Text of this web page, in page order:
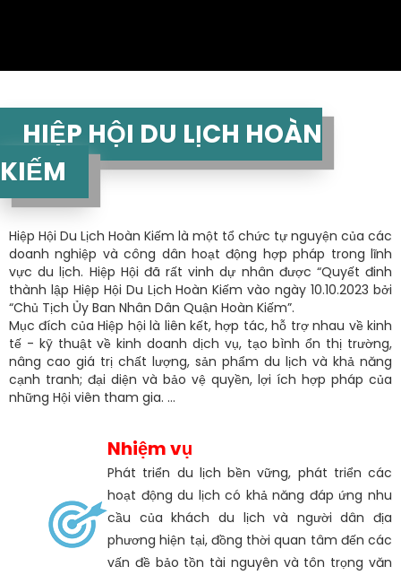
HIỆP HỘI DU LỊCH HOÀN
KIẾM
Hiệp Hội Du Lịch Hoàn Kiếm là một tổ chức tự nguyện của các
doanh nghiệp và công dân hoạt động hợp pháp trong lĩnh
vực du lịch. Hiệp Hội đã rất vinh dự nhân được “Quyết đinh
thành lập Hiệp Hội Du Lịch Hoàn Kiếm vào ngày 10.10.2023 bởi
“Chủ Tịch Ủy Ban Nhân Dân Quận Hoàn Kiếm”.
Mục đích của Hiệp hội là liên kết, hợp tác, hỗ trợ nhau về kinh
tế - kỹ thuật về kinh doanh dịch vụ, tạo bình ổn thị trường,
nâng cao giá trị chất lượng, sản phẩm du lịch và khả năng
cạnh tranh; đại diện và bảo vệ quyền, lợi ích hợp pháp của
những Hội viên tham gia. ...
Nhiệm vụ
Phát triển du lịch bền vững, phát triển các
hoạt động du lịch có khả năng đáp ứng nhu
cầu của khách du lịch và người dân địa
phương hiện tại, đồng thời quan tâm đến các
vấn đề bảo tồn tài nguyên và tôn trọng văn